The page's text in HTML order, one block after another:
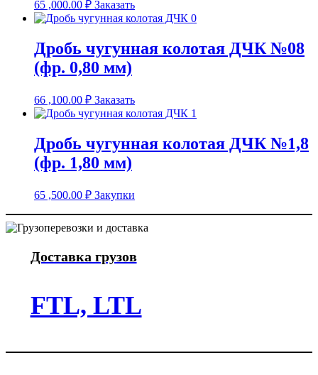
65 ,000.00 ₽ Заказать
Дробь чугунная колотая ДЧК №08
(фр. 0,80 мм)
66 ,100.00 ₽ Заказать
Дробь чугунная колотая ДЧК №1,8
(фр. 1,80 мм)
65 ,500.00 ₽ Закупки
Доставка грузов
FTL, LTL